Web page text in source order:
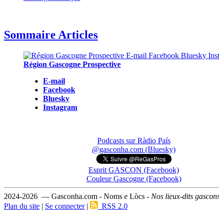
Sommaire Articles
Région Gascogne Prospective
E-mail
Facebook
Bluesky
Instagram
Podcasts sur Ràdio País
@gasconha.com (Bluesky)
Esprit GASCON (Facebook)
Couleur Gascogne (Facebook)
2024-2026 — Gasconha.com - Noms e Lòcs - Nos lieux-dits
Plan du site | Se connecter| RSS 2.0